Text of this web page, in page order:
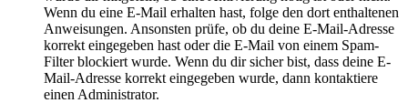
Wenn du eine E-Mail erhalten hast, folge den dort enthaltenen
Anweisungen. Ansonsten prüfe, ob du deine E-Mail-Adresse
korrekt eingegeben hast oder die E-Mail von einem Spam-
Filter blockiert wurde. Wenn du dir sicher bist, dass deine E-
Mail-Adresse korrekt eingegeben wurde, dann kontaktiere
einen Administrator.